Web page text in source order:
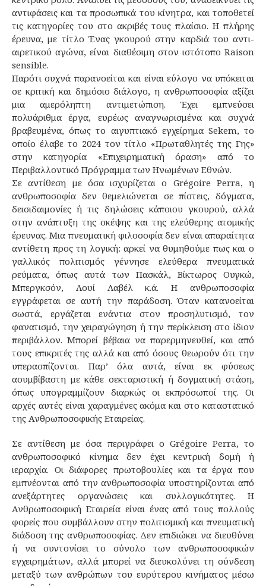
αντιφάσεις και τα προσωπικά του κίνητρα, και τοποθετεί
τις κατηγορίες του στο ακριβές τους πλαίσιο. Η πλήρης
έρευνα, με τίτλο Ένας γκουρού στην καρδιά του αντι-
αιρετικού αγώνα, είναι διαθέσιμη στον ιστότοπο Raison
sensible.
Παρότι συχνά παρανοείται και είναι εύλογο να υπόκειται
σε κριτική και δημόσιο διάλογο, η ανθρωποσοφία αξίζει
μια αμερόληπτη αντιμετώπιση. Έχει εμπνεύσει
πολυάριθμα έργα, ευρέως αναγνωρισμένα και συχνά
βραβευμένα, όπως το αιγυπτιακό εγχείρημα Sekem, το
οποίο έλαβε το 2024 τον τίτλο «Πρωταθλητές της Γης»
στην κατηγορία «Επιχειρηματική όραση» από το
Περιβαλλοντικό Πρόγραμμα των Ηνωμένων Εθνών.
Σε αντίθεση με όσα ισχυρίζεται ο Grégoire Perra, η
ανθρωποσοφία δεν θεμελιώνεται σε πίστεις, δόγματα,
δεισιδαιμονίες ή τις δηλώσεις κάποιου γκουρού, αλλά
στην ανάπτυξη της σκέψης και της ελεύθερης ατομικής
έρευνας. Μια πνευματική φιλοσοφία δεν είναι απαραίτητα
αντίθετη προς τη λογική: αρκεί να θυμηθούμε πως και ο
γαλλικός πολιτισμός γέννησε ελεύθερα πνευματικά
ρεύματα, όπως αυτά των Πασκάλ, Βίκτωρος Ουγκώ,
Μπεργκσόν, Λουί Λαβέλ κ.ά. Η ανθρωποσοφία
εγγράφεται σε αυτή την παράδοση. Όταν κατανοείται
σωστά, εργάζεται ενάντια στον προσηλυτισμό, τον
φανατισμό, την χειραγώγηση ή την περίκλειση στο ίδιον
περιβάλλον. Μπορεί βέβαια να παρερμηνευθεί, και από
τους επικριτές της αλλά και από όσους θεωρούν ότι την
υπερασπίζονται. Παρ’ όλα αυτά, είναι εκ φύσεως
ασυμβίβαστη με κάθε σεκταριστική ή δογματική στάση,
όπως υπογραμμίζουν διαρκώς οι εκπρόσωποί της. Οι
αρχές αυτές είναι χαραγμένες ακόμα και στο καταστατικό
της Ανθρωποσοφικής Εταιρείας.
Σε αντίθεση με όσα περιγράφει ο Grégoire Perra, το
ανθρωποσοφικό κίνημα δεν έχει κεντρική δομή ή
ιεραρχία. Οι διάφορες πρωτοβουλίες και τα έργα που
εμπνέονται από την ανθρωποσοφία υποστηρίζονται από
ανεξάρτητες οργανώσεις και συλλογικότητες. Η
Ανθρωποσοφική Εταιρεία είναι ένας από τους πολλούς
φορείς που συμβάλλουν στην πολιτισμική και πνευματική
διάδοση της ανθρωποσοφίας. Δεν επιδιώκει να διευθύνει
ή να συντονίσει το σύνολο των ανθρωποσοφικών
εγχειρημάτων, αλλά μπορεί να διευκολύνει τη σύνδεση
μεταξύ των ανθρώπων του ευρύτερου κινήματος μέσω